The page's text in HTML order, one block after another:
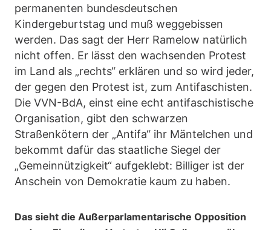
permanenten bundesdeutschen
Kindergeburtstag und muß weggebissen
werden. Das sagt der Herr Ramelow natürlich
nicht offen. Er lässt den wachsenden Protest
im Land als „rechts“ erklären und so wird jeder,
der gegen den Protest ist, zum Antifaschisten.
Die VVN-BdA, einst eine echt antifaschistische
Organisation, gibt den schwarzen
Straßenkötern der „Antifa“ ihr Mäntelchen und
bekommt dafür das staatliche Siegel der
„Gemeinnützigkeit“ aufgeklebt: Billiger ist der
Anschein von Demokratie kaum zu haben.
Das sieht die Außerparlamentarische Opposition